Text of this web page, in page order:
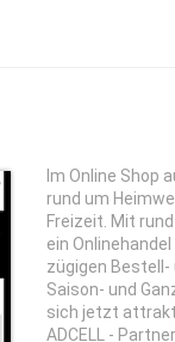
Im Online Shop
rund um
Freizeit. Mit
ein
zügigen Bestell-
Saison- und
sich jetzt
ADCELL -